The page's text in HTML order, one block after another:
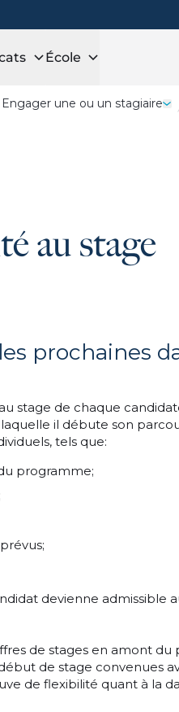
École
le tiroir Être maître de stage
Engager une ou un stagiaire
au stage
prochaines
stage de chaque
il débute son
tels que:
programme;
devienne admissible
de stages en amont du
de stage convenues
de flexibilité quant à la